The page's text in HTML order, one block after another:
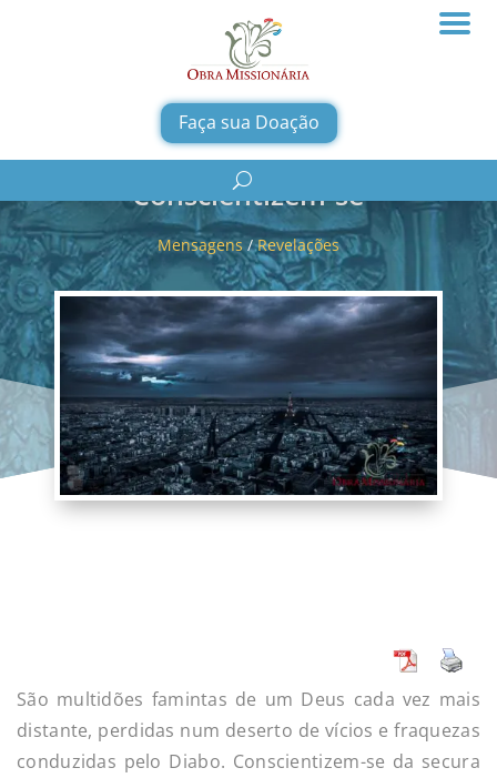
Faça sua Doação
Conscientizem-se
Mensagens/Revelações
São multidões famintas de um Deus cada vez mais
distante, perdidas num deserto de vícios e fraquezas
conduzidas pelo Diabo. Conscientizem-se da secura